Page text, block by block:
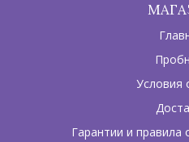
Условия
Гарантии и правила